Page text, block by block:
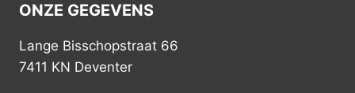
ONZE GEGEVENS
Lange Bisschopstraat 66
7411 KN Deventer